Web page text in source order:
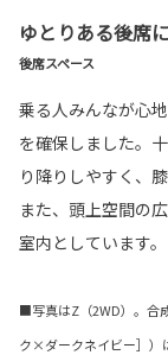
ゆとりある後席
後席スペース
乗る人みんなが心
を確保しました。
り降りしやすく、
また、頭上空間の
室内としています。
■写真はZ（2WD）。合
ク×ダークネイビー］）